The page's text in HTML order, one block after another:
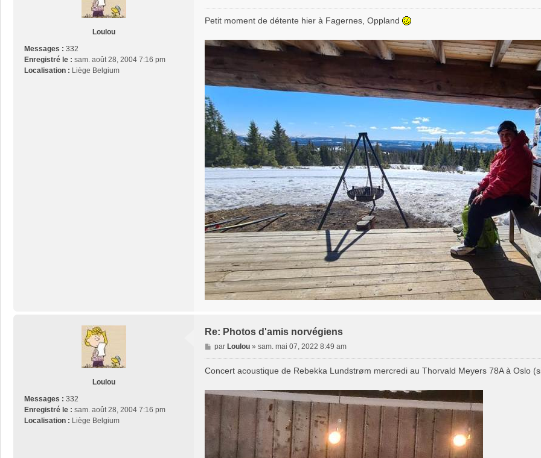
Loulou
Messages : 332
Enregistré le : sam. août 28, 2004 7:16 pm
Localisation : Liège Belgium
e
a
Petit moment de détente hier à Fagernes, Oppland
Loulou
Messages : 332
Enregistré le : sam. août 28, 2004 7:16 pm
Localisation : Liège Belgium
Re: Photos d'amis norvégiens
M
e
a
g
par Loulou» sam. mai 07, 2022 8:49 am
Concert acoustique de Rebekka Lundstrøm mercredi au Thorvald Meyers 78A à Oslo